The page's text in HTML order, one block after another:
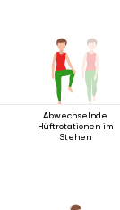
Abwechselnde
Hüftrotationen im
Stehen